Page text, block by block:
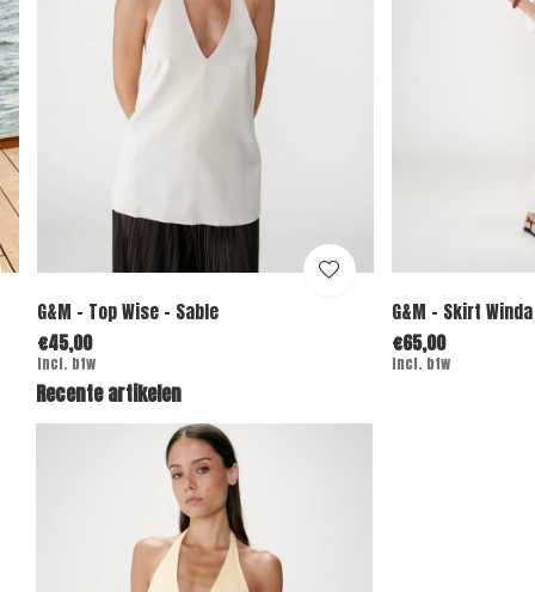
G&M - Top Wise - Sable
€45,00
Incl. btw
G&M - Skirt
€65,00
Incl. btw
Recente artikelen